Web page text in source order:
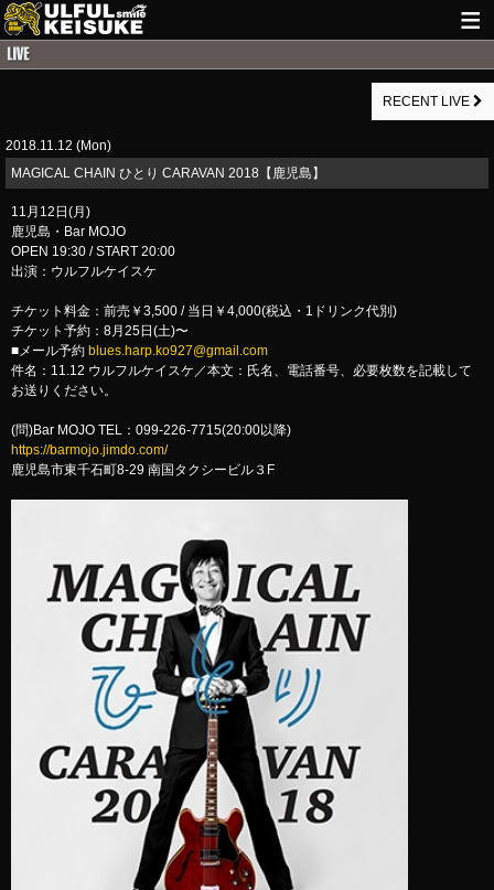
GUITAR WORKS
RECENT LIVE
2018.11.12 (Mon)
MAGICAL CHAIN ひとり CARAVAN 2018【鹿児島】
11月12日(月)
鹿児島・Bar MOJO
OPEN 19:30 / START 20:00
出演：ウルフルケイスケ
チケット料金：前売￥3,500 / 当日￥4,000(税込・1ドリンク代別)
チケット予約：8月25日(土)〜
■メール予約 blues.harp.ko927@gmail.com
件名：11.12 ウルフルケイスケ／本文：氏名、電話番号、必要枚数を記載して
お送りください。
(問)Bar MOJO TEL：099-226-7715(20:00以降)
https://barmojo.jimdo.com/
鹿児島市東千石町8-29 南国タクシービル３F